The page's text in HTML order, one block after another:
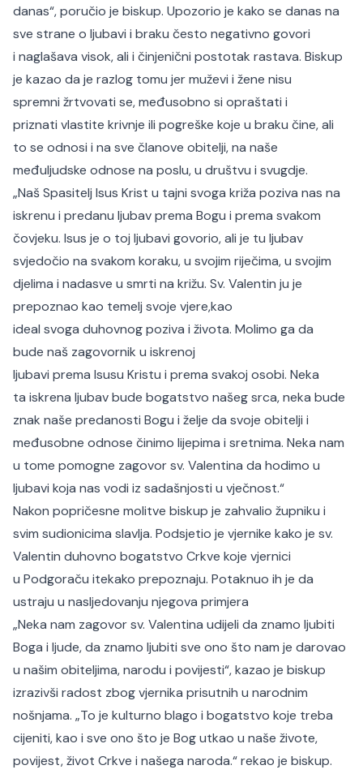
danas“, poručio je biskup. Upozorio je kako se danas na
sve strane o ljubavi i braku često negativno govori
i naglašava visok, ali i činjenični postotak rastava. Biskup
je kazao da je razlog tomu jer muževi i žene nisu
spremni žrtvovati se, međusobno si opraštati i
priznati vlastite krivnje ili pogreške koje u braku čine, ali
to se odnosi i na sve članove obitelji, na naše
međuljudske odnose na poslu, u društvu i svugdje.
„Naš Spasitelj Isus Krist u tajni svoga križa poziva nas na
iskrenu i predanu ljubav prema Bogu i prema svakom
čovjeku. Isus je o toj ljubavi govorio, ali je tu ljubav
svjedočio na svakom koraku, u svojim riječima, u svojim
djelima i nadasve u smrti na križu. Sv. Valentin ju je
prepoznao kao temelj svoje vjere,kao
ideal svoga duhovnog poziva i života. Molimo ga da
bude naš zagovornik u iskrenoj
ljubavi prema Isusu Kristu i prema svakoj osobi. Neka
ta iskrena ljubav bude bogatstvo našeg srca, neka bude
znak naše predanosti Bogu i želje da svoje obitelji i
međusobne odnose činimo lijepima i sretnima. Neka nam
u tome pomogne zagovor sv. Valentina da hodimo u
ljubavi koja nas vodi iz sadašnjosti u vječnost.“
Nakon popričesne molitve biskup je zahvalio župniku i
svim sudionicima slavlja. Podsjetio je vjernike kako je sv.
Valentin duhovno bogatstvo Crkve koje vjernici
u Podgoraču itekako prepoznaju. Potaknuo ih je da
ustraju u nasljedovanju njegova primjera
„Neka nam zagovor sv. Valentina udijeli da znamo ljubiti
Boga i ljude, da znamo ljubiti sve ono što nam je darovao
u našim obiteljima, narodu i povijesti“, kazao je biskup
izrazivši radost zbog vjernika prisutnih u narodnim
nošnjama. „To je kulturno blago i bogatstvo koje treba
cijeniti, kao i sve ono što je Bog utkao u naše živote,
povijest, život Crkve i našega naroda.“ rekao je biskup.